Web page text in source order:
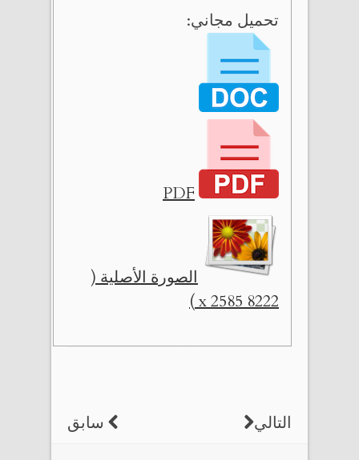
تحميل مجاني:
PDF
الصورة الأصلية (
8222 x 2585 )
سابق التالي